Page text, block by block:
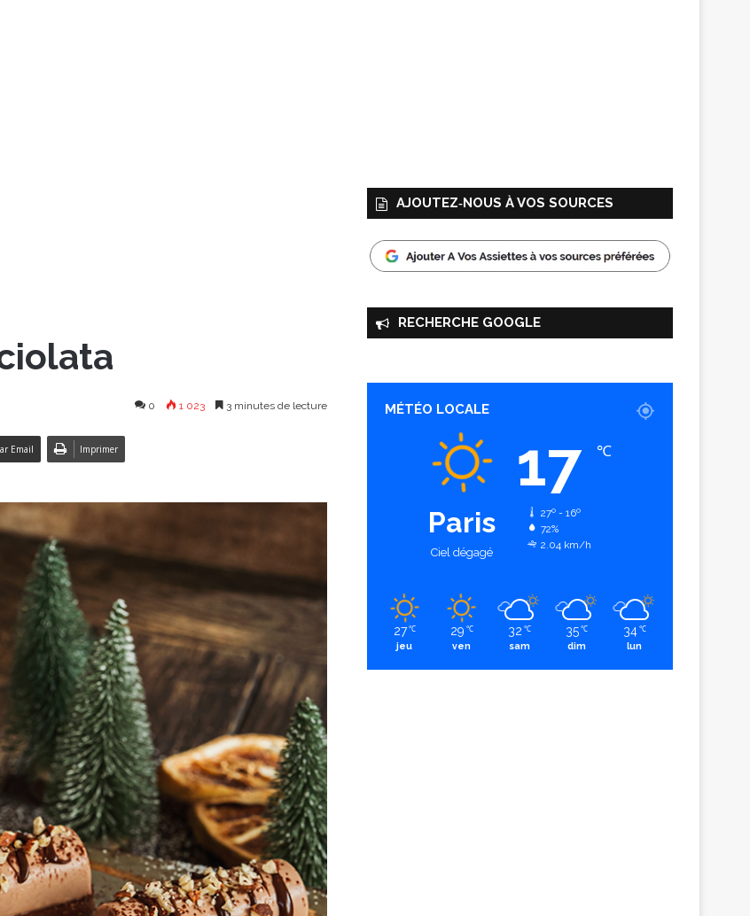
0 1 023 3 minutes de lecture
Email Imprimer
AJOUTEZ‑NOUS À VOS SOURCES
RECHERCHE GOOGLE
MÉTÉO LOCALE
Paris
Ciel dégagé
17 ℃
27º - 16º
72%
2.04 km/h
27 ℃
jeu
29 ℃
ven
32 ℃
sam
35 ℃
dim
34 ℃
lun